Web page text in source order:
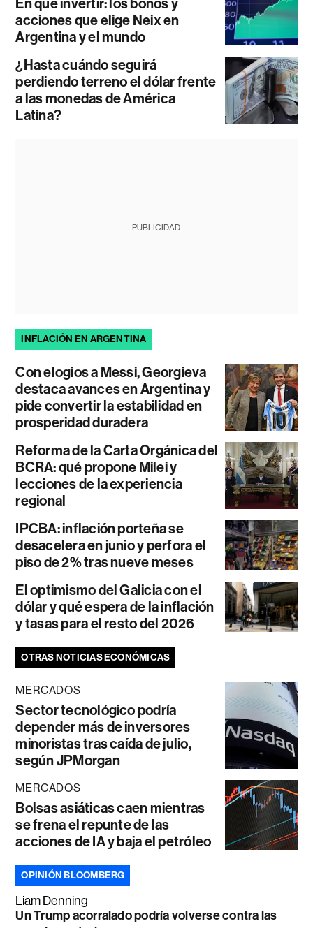
En qué invertir: los bonos y
acciones que elige Neix en
Argentina y el mundo
¿Hasta cuándo seguirá
perdiendo terreno el dólar frente
a las monedas de América
Latina?
PUBLICIDAD
INFLACIÓN EN ARGENTINA
Con elogios a Messi, Georgieva
destaca avances en Argentina y
pide convertir la estabilidad en
prosperidad duradera
Reforma de la Carta Orgánica del
BCRA: qué propone Milei y
lecciones de la experiencia
regional
IPCBA: inflación porteña se
desacelera en junio y perfora el
piso de 2% tras nueve meses
El optimismo del Galicia con el
dólar y qué espera de la inflación
y tasas para el resto del 2026
OTRAS NOTICIAS ECONÓMICAS
MERCADOS
Sector tecnológico podría
depender más de inversores
minoristas tras caída de julio,
según JPMorgan
MERCADOS
Bolsas asiáticas caen mientras
se frena el repunte de las
acciones de IA y baja el petróleo
OPINIÓN BLOOMBERG
Liam Denning
Un Trump acorralado podría volverse contra las